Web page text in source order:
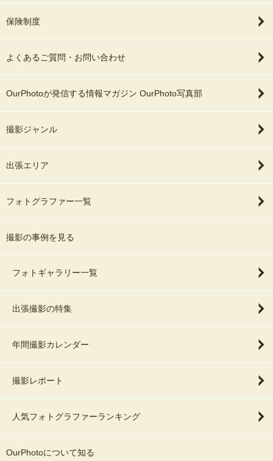
保険制度
よくあるご質問・お問い合わせ
OurPhotoが発信する情報マガジン OurPhoto写真部
撮影ジャンル
出張エリア
フォトグラファー一覧
撮影の事例を見る
フォトギャラリー一覧
出張撮影の特集
年間撮影カレンダー
撮影レポート
人気フォトグラファーランキング
OurPhotoについて知る